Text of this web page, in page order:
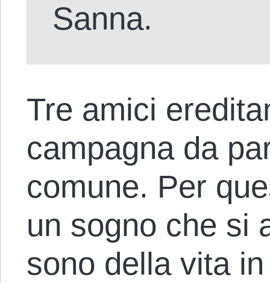
Sanna.
Tre amici
campagna da
comune. Per
un sogno che si
sono della vita